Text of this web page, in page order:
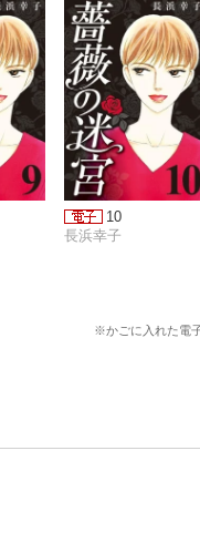
10
長浜幸子
※かごに入れた電